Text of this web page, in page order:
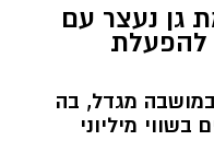
גן נעצר עם
להפעלת
מגדל, בה
בשווי מיליוני